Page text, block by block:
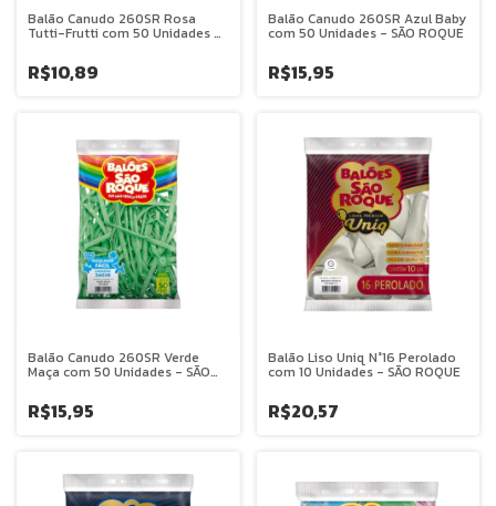
Balão Canudo 260SR Rosa
Tutti-Frutti com 50 Unidades -
R$10,89
Balão Canudo 260SR Azul Baby
com 50 Unidades - SÃO ROQUE
R$15,95
Balão Canudo 260SR Verde
Maça com 50 Unidades - SÃO
ROQUE
R$15,95
Balão Liso Uniq N°16 Perolado
com 10 Unidades - SÃO ROQUE
R$20,57